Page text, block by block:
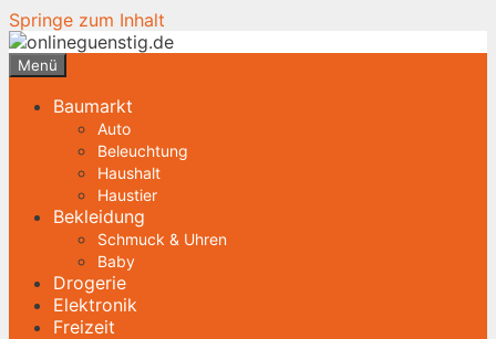
Springe zum Inhalt
Menü
Baumarkt
Auto
Beleuchtung
Haushalt
Haustier
Bekleidung
Schmuck & Uhren
Baby
Drogerie
Elektronik
Freizeit